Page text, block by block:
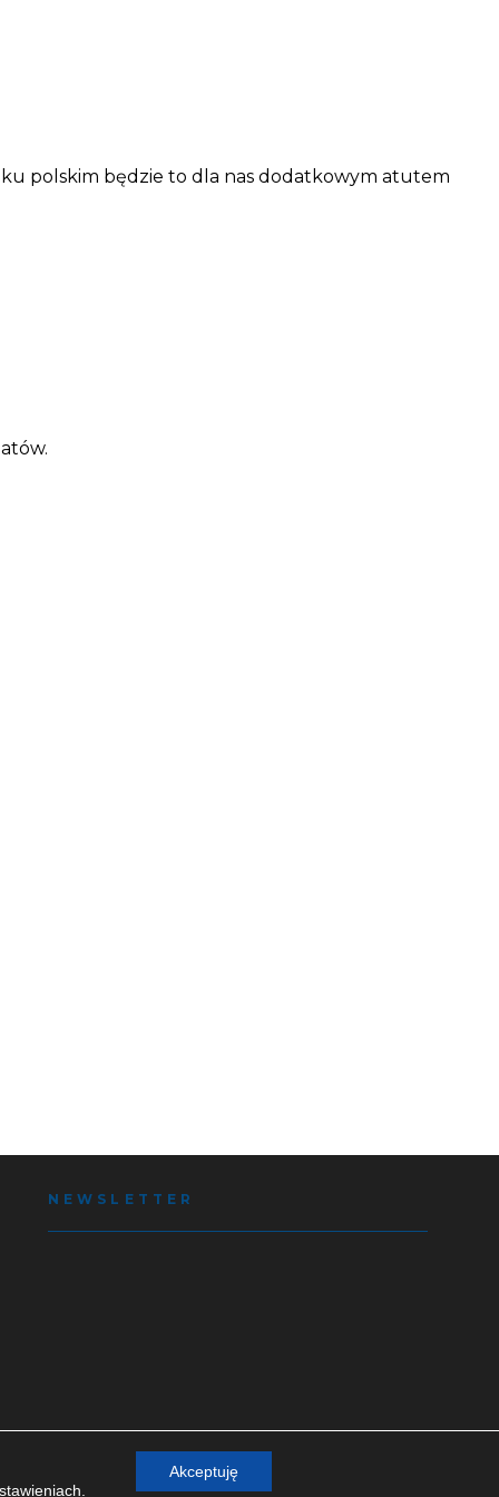
polskim będzie to dla nas dodatkowym atutem
NEWSLETTER
Akceptuję